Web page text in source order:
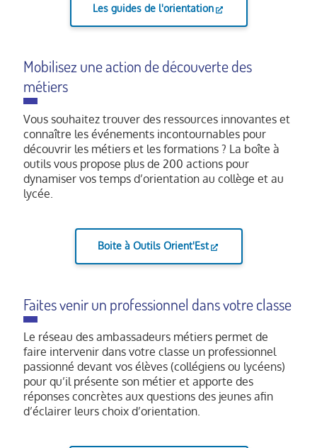
Les guides de l'orientation
Mobilisez une action de découverte des
métiers
Vous souhaitez trouver des ressources innovantes et
connaître les événements incontournables pour
découvrir les métiers et les formations ? La boîte à
outils vous propose plus de 200 actions pour
dynamiser vos temps d’orientation au collège et au
lycée.
Boite à Outils Orient'Est
Faites venir un professionnel dans votre classe
Le réseau des ambassadeurs métiers permet de
faire intervenir dans votre classe un professionnel
passionné devant vos élèves (collégiens ou lycéens)
pour qu’il présente son métier et apporte des
réponses concrètes aux questions des jeunes afin
d’éclairer leurs choix d’orientation.